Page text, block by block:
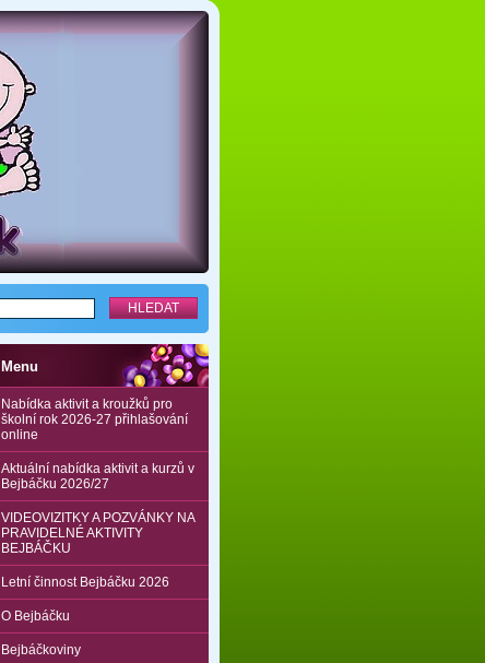
Menu
Nabídka aktivit a kroužků pro
školní rok 2026-27 přihlašování
online
Aktuální nabídka aktivit a kurzů v
Bejbáčku 2026/27
VIDEOVIZITKY A POZVÁNKY NA
PRAVIDELNÉ AKTIVITY
BEJBÁČKU
Letní činnost Bejbáčku 2026
O Bejbáčku
Bejbáčkoviny